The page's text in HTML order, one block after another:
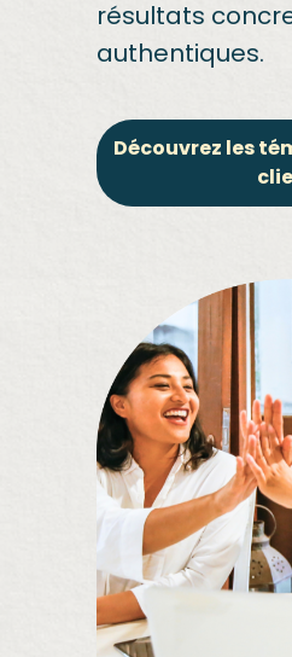
résultats
authentiques.
Découvrez les